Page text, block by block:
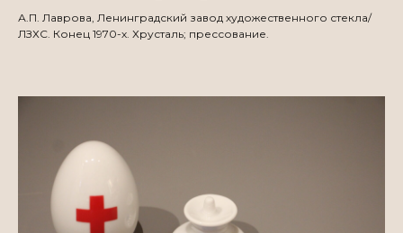
А.П. Лаврова, Ленинградский завод художественного стекла/
ЛЗХС. Конец 1970-х. Хрусталь; прессование.